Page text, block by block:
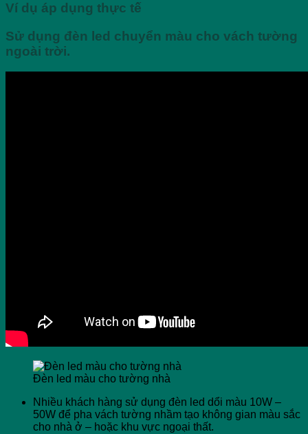
Ví dụ áp dụng thực tế
Sử dụng đèn led chuyển màu cho vách tường
ngoài trời.
Đèn led màu cho tường nhà
Nhiều khách hàng sử dụng đèn led dổi màu 10W –
50W để pha vách tường nhầm tạo không gian màu sắc
cho nhà ở – hoặc khu vực ngoại thất.